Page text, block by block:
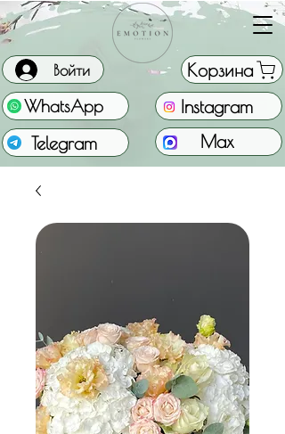
WhatsApp
Корзина
Войти
Telegram Max
Instagram